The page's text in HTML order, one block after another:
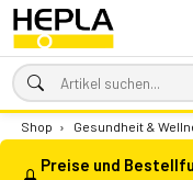
Shop › Gesundheit &
Preise und